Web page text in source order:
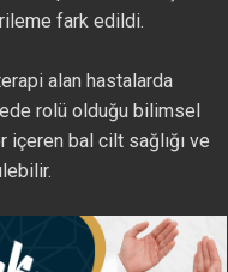
fark edildi.
alan hastalarda
rolü olduğu bilimsel
içeren bal cilt sağlığı ve